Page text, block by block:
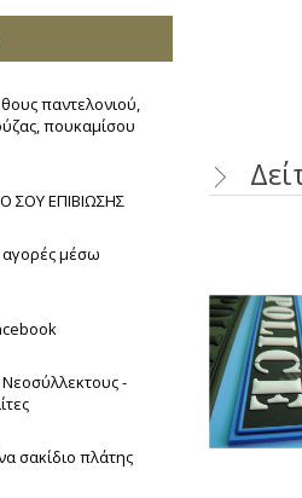
παντελονιού,
πουκαμίσου
ΣΟΥ ΕΠΙΒΙΩΣΗΣ
μέσω
-
σακίδιο πλάτης